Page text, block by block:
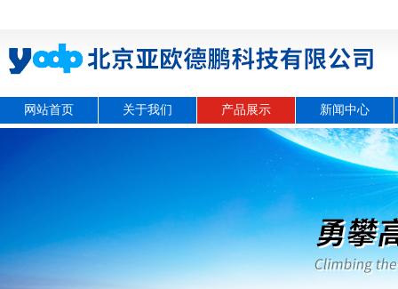
网站首页 关于我们 产品展示 新闻中心